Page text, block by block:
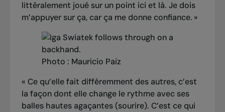
littéralement joué sur un point ici et là. Je dois
m’appuyer sur ça, car ça me donne confiance. »
Photo : Mauricio Paiz
« Ce qu’elle fait différemment des autres, c’est
la façon dont elle change le rythme avec ses
balles hautes agaçantes (sourire). C’est ce qui